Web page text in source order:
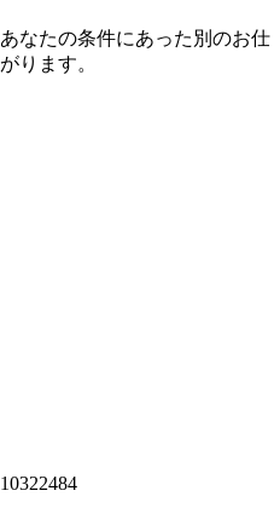
なたの条件にあった別のお仕
がります。